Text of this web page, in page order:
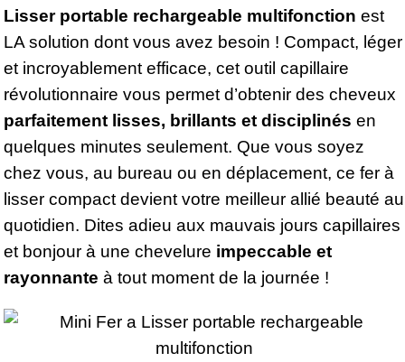
Lisser portable rechargeable multifonction est
LA solution dont vous avez besoin ! Compact, léger
et incroyablement efficace, cet outil capillaire
révolutionnaire vous permet d’obtenir des cheveux
parfaitement lisses, brillants et disciplinés en
quelques minutes seulement. Que vous soyez
chez vous, au bureau ou en déplacement, ce fer à
lisser compact devient votre meilleur allié beauté au
quotidien. Dites adieu aux mauvais jours capillaires
et bonjour à une chevelure impeccable et
rayonnante à tout moment de la journée !